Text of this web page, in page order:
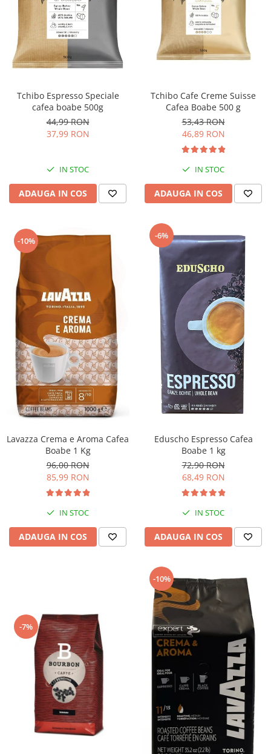
Tchibo Espresso Speciale
cafea boabe 500g
44,99 RON
37,99 RON
IN STOC
ADAUGA IN COS
Tchibo Cafe Creme Suisse
Cafea Boabe 500 g
53,43 RON
46,89 RON
IN STOC
ADAUGA IN COS
-10%
Lavazza Crema e Aroma Cafea
Boabe 1 Kg
96,00 RON
85,99 RON
IN STOC
ADAUGA IN COS
-6%
Eduscho Espresso Cafea
Boabe 1 kg
72,90 RON
68,49 RON
IN STOC
ADAUGA IN COS
-7%
-10%